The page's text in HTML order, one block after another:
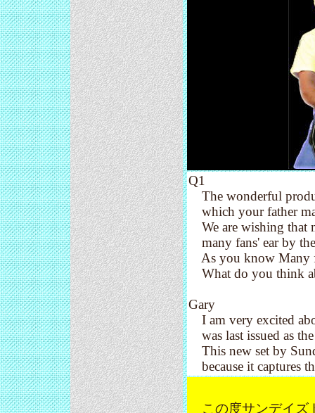
Q1
The wonderful
which your father
We are wishing that
many fans' ear by
As you know Many
What do you think
Gary
I am very excited
was last issued as
This new set by
because it captures
この度サンデイズ